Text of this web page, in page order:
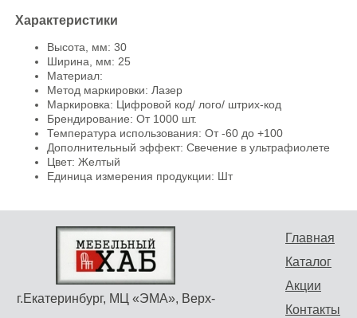
Характеристики
Высота, мм: 30
Ширина, мм: 25
Материал:
Метод маркировки: Лазер
Маркировка: Цифровой код/ лого/ штрих-код
Брендирование: От 1000 шт.
Температура использования: От -60 до +100
Дополнительный эффект: Свечение в ультрафиолете
Цвет: Желтый
Единица измерения продукции: Шт
Главная
Каталог
Акции
Контакты
г.Екатеринбург, МЦ «ЭМА», Верх-